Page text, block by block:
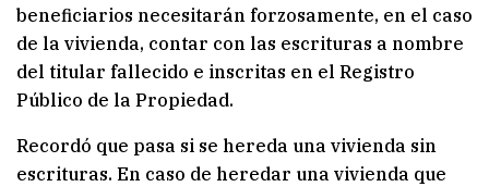
beneficiarios necesitarán forzosamente, en el caso
de la vivienda, contar con las escrituras a nombre
del titular fallecido e inscritas en el Registro
Público de la Propiedad.
Recordó que pasa si se hereda una vivienda sin
escrituras. En caso de heredar una vivienda que